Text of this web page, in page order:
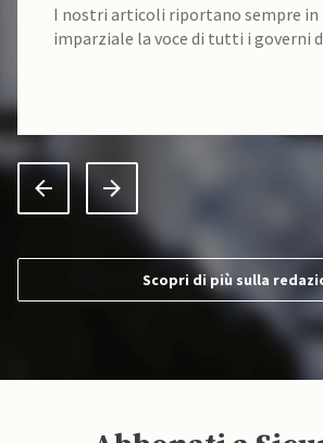
I nostri articoli riportano sempre in
imparziale la voce di tutti i governi
Scopri di più sulla